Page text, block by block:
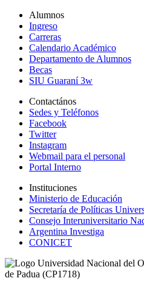
Alumnos
Ingreso
Carreras
Calendario Académico
Departamento de Alumnos
Becas
SIU Guaraní 3w
Contactános
Sedes y Teléfonos
Facebook
Twitter
Instagram
Webmail para el personal
Portal Interno
Instituciones
Ministerio de Educación
Secretaría de Políticas
Consejo Interuniversitario
Argentina Investiga
CONICET
de Padua (CP1718)